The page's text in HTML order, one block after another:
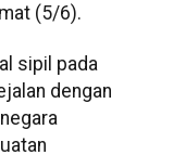
(5/6).
sipil pada
dengan